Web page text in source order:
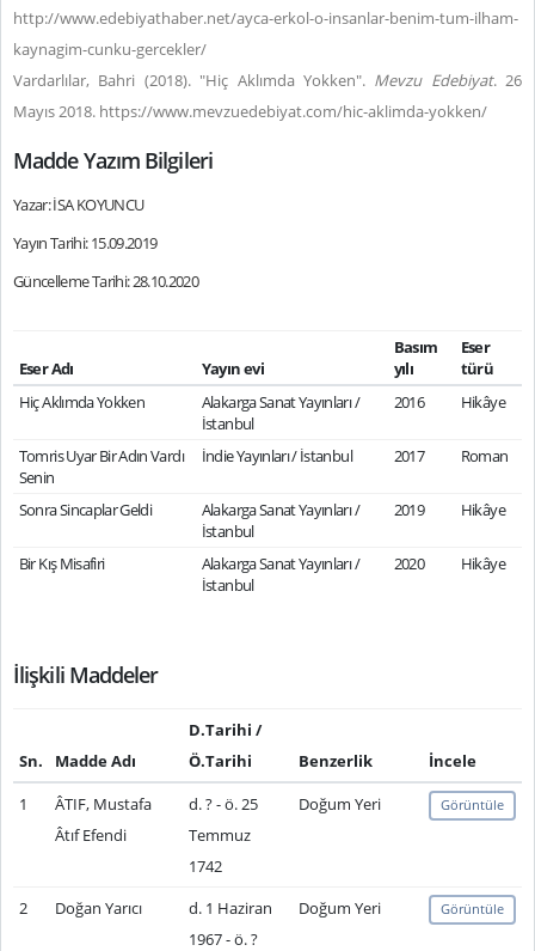
http://www.edebiyathaber.net/ayca-erkol-o-insanlar-benim-tum-ilham-
kaynagim-cunku-gercekler/
Vardarlılar, Bahri (2018). "Hiç Aklımda Yokken". Mevzu Edebiyat. 26
Mayıs 2018. https://www.mevzuedebiyat.com/hic-aklimda-yokken/
Madde Yazım Bilgileri
Yazar: İSA KOYUNCU
Yayın Tarihi: 15.09.2019
Güncelleme Tarihi: 28.10.2020
Eser Adı Yayın evi
Basım
yılı
Eser
türü
Hiç Aklımda Yokken
Alakarga Sanat Yayınları /
İstanbul
2016 Hikâye
Tomris Uyar Bir Adın Vardı
Senin
İndie Yayınları / İstanbul 2017 Roman
Sonra Sincaplar Geldi
Alakarga Sanat Yayınları /
İstanbul
2019 Hikâye
Bir Kış Misafiri
Alakarga Sanat Yayınları /
İstanbul
2020 Hikâye
İlişkili Maddeler
Sn. Madde Adı
D.Tarihi /
Ö.Tarihi
Benzerlik
İncele
1
ÂTIF, Mustafa
Âtıf Efendi
d. ? - ö. 25
Temmuz
1742
Doğum Yeri Görüntüle
2 Doğan Yarıcı
d. 1 Haziran
1967 - ö. ?
Doğum Yeri Görüntüle